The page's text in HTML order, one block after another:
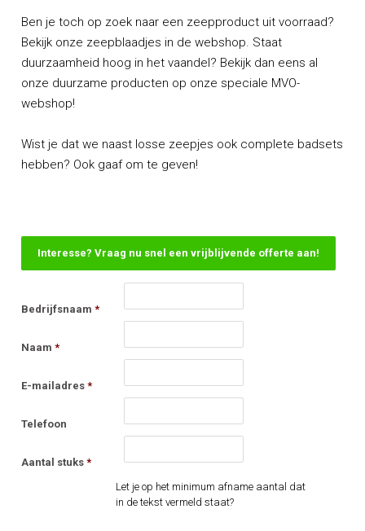
Ben je toch op zoek naar een zeepproduct uit voorraad?
Bekijk onze zeepblaadjes in de webshop. Staat
duurzaamheid hoog in het vaandel? Bekijk dan eens al
onze duurzame producten op onze speciale MVO-
webshop!
Wist je dat we naast losse zeepjes ook complete badsets
hebben? Ook gaaf om te geven!
Interesse? Vraag nu snel een vrijblijvende offerte aan!
Bedrijfsnaam *
Naam *
E-mailadres *
Telefoon
Aantal stuks *
Let je op het minimum afname aantal dat
in de tekst vermeld staat?